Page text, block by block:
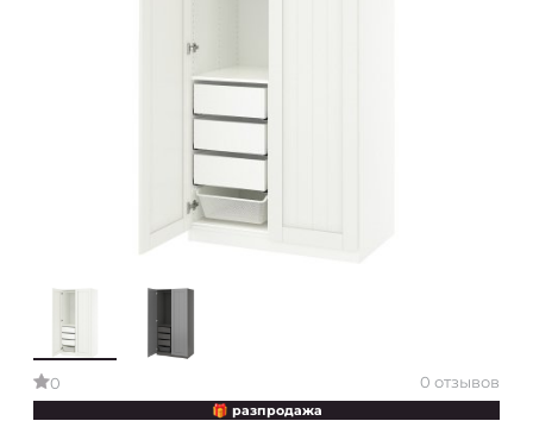
0 0 отзывов
🎁 разпродажа